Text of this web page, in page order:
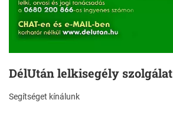
DélUtán lelkisegély szolgálat
Segítséget kínálunk